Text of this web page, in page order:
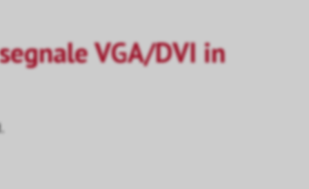
VGA/DVI in